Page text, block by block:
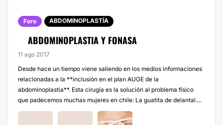
Foro ABDOMINOPLASTÍA
ABDOMINOPLASTIA Y FONASA
11 ago 2017
Desde hace un tiempo viene saliendo en los medios informaciones
relacionadas a la **inclusión en el plan AUGE de la
abdominoplastia**. Esta cirugía es la solución al problema físico
que padecemos muchas mujeres en chile: La guatita de delantal....